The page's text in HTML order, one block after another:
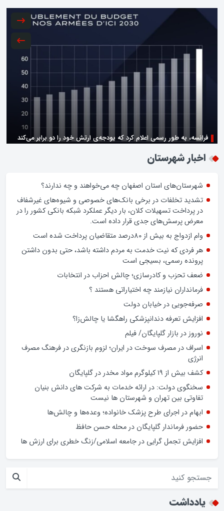
فرانسه، به طور رسمی اعلام کرد که بودجه‌ی ارتش خود را دو برابر می‌کند
زن اگر خوب باشه یه زندگی حالش خوبه/روز زن مبارک
اخبار شهرستان
شهرستان‌های استان اصفهان چه می‌خواهند و چه ندارند؟
تشدید تخلفات در برخی بانک‌های خصوصی و شیوه‌های غیرشفاف
در پرداخت تسهیلات کلان، بار دیگر عملکرد شبکه بانکی کشور را در
معرض پرسش‌های جدی قرار داده است.
وام ازدواج به بیش از 80درصد متقاضیان پرداخت شده است
هر فردی که نیت خدمت به مردم داشته باشد، حتی بدون داشتن
پرونده رسمی، بسیجی است
ضعف تحزب و کادرسازی؛ چالش احزاب در انتخابات
فرمانداران نیازمند چه اختیاراتی هستند ؟
صرفه‌جویی در خیابان دولت
افزایش تعرفه دندانپزشکی راهگشا یا چالش‌زا؟
نوروز در بازار گلپایگان/ فیلم
اسراف در مصرف سوخت در ایران؛ لزوم بازنگری در فرهنگ مصرف
انرژی
کشف بیش از ۱۹ کیلوگرم مواد مخدر در گلپایگان
سخنگوی دولت: در ارائه خدمات به شرکت های دانش بنیان
تفاوتی بین تهران و شهرستان ها نیست
افزایش تجمل گرایی در جامعه اسلامی/زنگ خطری برای ارزش ها